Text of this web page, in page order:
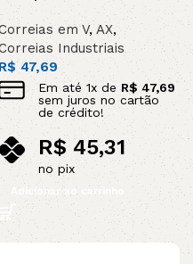
em V,AX,
Industriais
R$47,69
Em até 1x de R$47,69
sem juros no cartão
de crédito!
R$45,31
no pix
Adicionar ao carrinho